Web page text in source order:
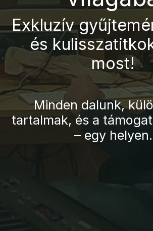
Exkluzív
és
most!
Minden dalunk,
tartalmak, és a
– egy helyen.